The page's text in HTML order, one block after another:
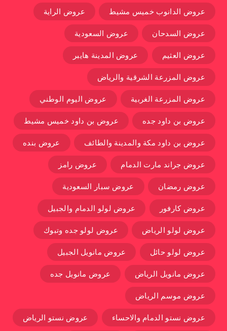
عروض الدانوب خميس مشيط عروض الراية
عروض السدحان عروض السعودية
عروض العثيم عروض المدينة هايبر
عروض المزرعة الشرقية والرياض
عروض المزرعة الغربية عروض اليوم الوطني
عروض بن داود جده عروض بن داود خميس مشيط
عروض بن داود مكة والمدينة والطائف عروض بنده
عروض جراند مارت الدمام عروض رامز
عروض رمضان عروض سبار السعودية
عروض كارفور عروض لولو الدمام والجبيل
عروض لولو الرياض عروض لولو جده وتبوك
عروض لولو حائل عروض مانويل الجبيل
عروض مانويل الرياض عروض مانويل جده
عروض موسم الرياض
عروض نستو الدمام والاحساء عروض نستو الرياض